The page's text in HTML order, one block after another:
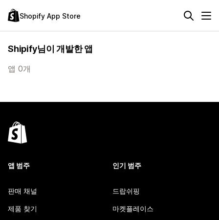
Shopify App Store
Shipify님이 개발한 앱
앱 0개
앱 범주
판매 채널
제품 찾기
인기 범주
드랍쉬핑
마켓플레이스